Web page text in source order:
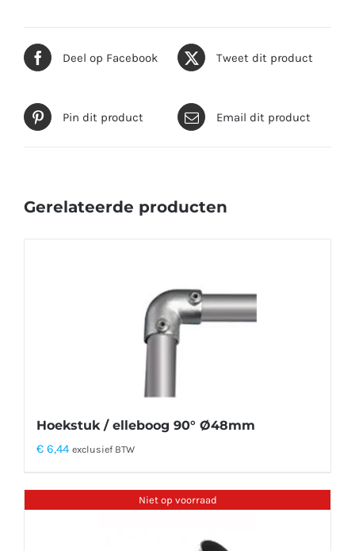
Deel op Facebook Tweet dit product
Pin dit product Email dit product
Gerelateerde producten
Hoekstuk / elleboog 90° Ø48mm
€ 6,44 exclusief BTW
Niet op voorraad